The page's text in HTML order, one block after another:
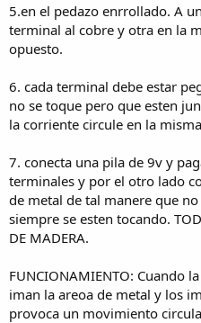
5.en el pedazo enrrollado. A
terminal al cobre y otra en la
opuesto.
6. cada terminal debe estar
no se toque pero que esten
la corriente circule en la
7. conecta una pila de 9v y
terminales y por el otro lado
de metal de tal manere que
siempre se esten tocando.
DE MADERA.
FUNCIONAMIENTO: Cuando
iman la areoa de metal y los
provoca un movimiento